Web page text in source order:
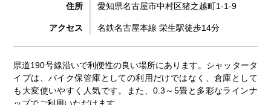
住所 愛知県名古屋市中村区猪之越町1-1-9
アクセス 名鉄名古屋本線 栄生駅徒歩14分
県道190号線沿いで利便性の良い場所にあります。シャッタータ
イプは、バイク保管庫としての利用だけではなく、倉庫として
も大変使いやすく人気です。また、0.3～5畳と多彩なラインナ
ップでご利用いただけます。